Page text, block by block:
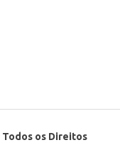
Todos os Direitos